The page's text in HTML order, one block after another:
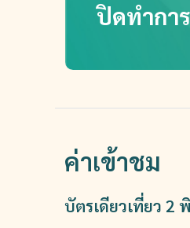
ปิดทำก
ค่าเข้าชม
บัตรเดียวเที่ยว